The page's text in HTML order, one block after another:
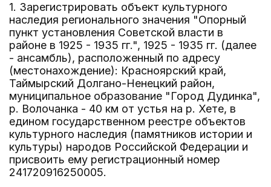
1. Зарегистрировать объект культурного
наследия регионального значения "Опорный
пункт установления Советской власти в
районе в 1925 - 1935 гг.", 1925 - 1935 гг. (далее
- ансамбль), расположенный по адресу
(местонахождение): Красноярский край,
Таймырский Долгано-Ненецкий район,
муниципальное образование "Город Дудинка",
р. Волочанка - 40 км от устья на р. Хете, в
едином государственном реестре объектов
культурного наследия (памятников истории и
культуры) народов Российской Федерации и
присвоить ему регистрационный номер
241720916250005.